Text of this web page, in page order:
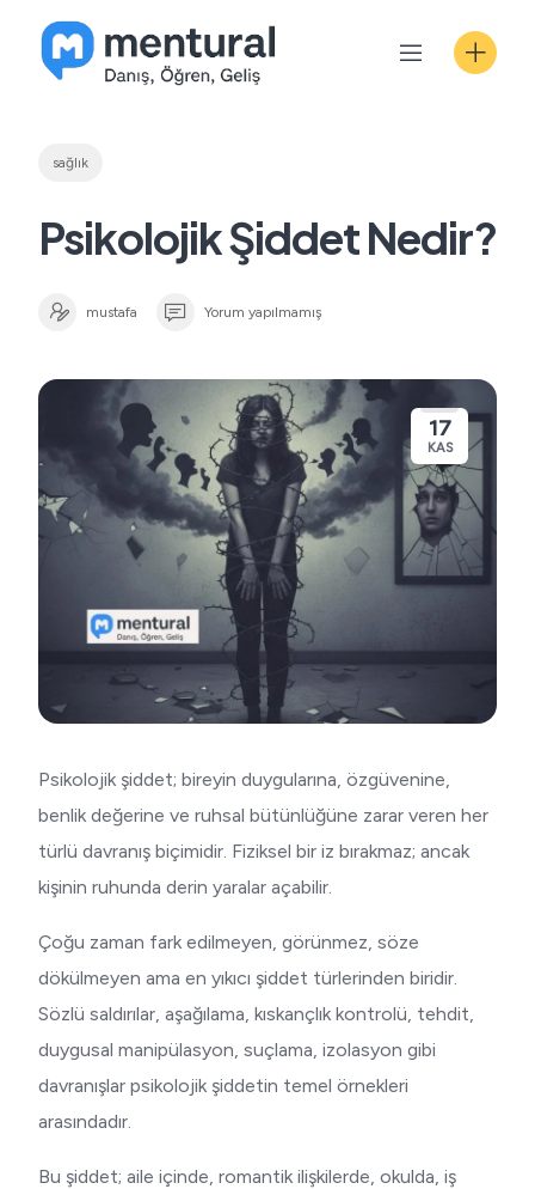
content
sağlık
Psikolojik Şiddet Nedir?
mustafa Yorum yapılmamış
17
KAS
Psikolojik şiddet; bireyin duygularına, özgüvenine,
benlik değerine ve ruhsal bütünlüğüne zarar veren her
türlü davranış biçimidir. Fiziksel bir iz bırakmaz; ancak
kişinin ruhunda derin yaralar açabilir.
Çoğu zaman fark edilmeyen, görünmez, söze
dökülmeyen ama en yıkıcı şiddet türlerinden biridir.
Sözlü saldırılar, aşağılama, kıskançlık kontrolü, tehdit,
duygusal manipülasyon, suçlama, izolasyon gibi
davranışlar psikolojik şiddetin temel örnekleri
arasındadır.
Bu şiddet; aile içinde, romantik ilişkilerde, okulda, iş